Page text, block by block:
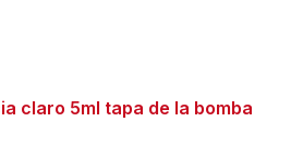
claro 5ml tapa de la bomba